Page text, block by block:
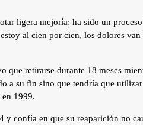
ligera mejoría; ha sido un
al cien por cien, los dolores
que retirarse durante 18 meses
a su fin sino que tendría que
1999.
confía en que su reaparición no